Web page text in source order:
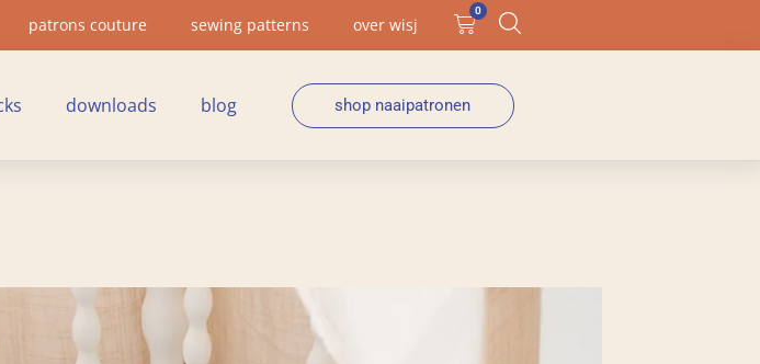
patrons couture sewing patterns over wisj
0
downloads blog shop naaipatronen